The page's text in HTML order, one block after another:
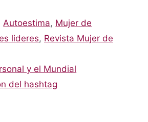
Autoestima, Mujer de
lideres, Revista Mujer de
y el Mundial
del hashtag